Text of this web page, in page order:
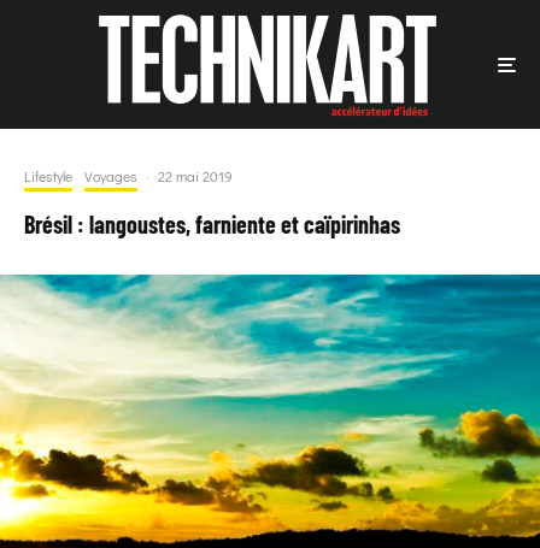
Lifestyle Voyages · 22 mai 2019
Brésil : langoustes, farniente et caïpirinhas